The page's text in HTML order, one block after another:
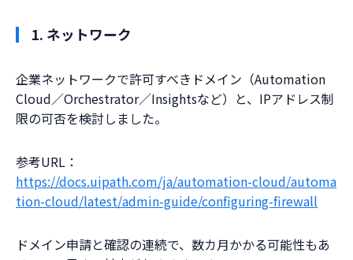
1. ネットワーク
企業ネットワークで許可すべきドメイン（Automation
Cloud／Orchestrator／Insightsなど）と、IPアドレス制
限の可否を検討しました。
参考URL：
https://docs.uipath.com/ja/automation-cloud/automa
tion-cloud/latest/admin-guide/configuring-firewall
ドメイン申請と確認の連続で、数カ月かかる可能性もあ